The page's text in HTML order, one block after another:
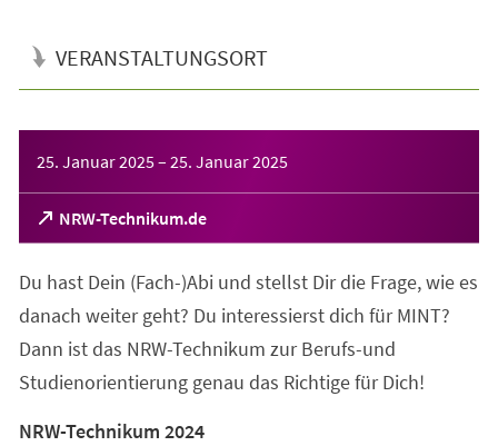
VERANSTALTUNGSORT
25. Januar 2025– 25. Januar 2025
NRW-Technikum.de
(Öffnet
in
neuen
Du hast Dein (Fach-)Abi und stellst Dir die Frage, wie es
danach weiter geht? Du interessierst dich für MINT?
Dann ist das NRW-Technikum zur Berufs-und
Studienorientierung genau das Richtige für Dich!
NRW-Technikum 2024